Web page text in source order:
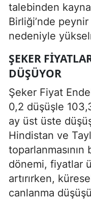
talebinden
Birliği’nde peynir
nedeniyle
ŞEKER
DÜŞÜYOR
Şeker Fiyat
0,2 düşüşle
ay üst üste
Hindistan ve
dönemi, fiyatlar
artırırken,
canlanma